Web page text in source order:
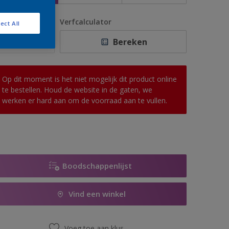
Verfcalculator
Bereken
Op dit moment is het niet mogelijk dit product online
te bestellen. Houd de website in de gaten, we
werken er hard aan om de voorraad aan te vullen.
Boodschappenlijst
Vind een winkel
All